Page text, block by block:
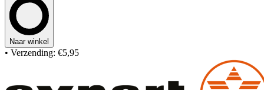
Naar winkel
• Verzending: €5,95